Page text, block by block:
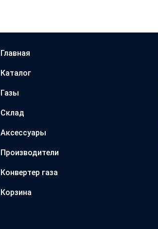
Главная
Каталог
Газы
Склад
Аксессуары
Производители
Конвертер газа
Корзина